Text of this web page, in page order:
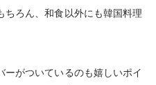
ちろん、和食以外にも韓国料理
ーがついているのも嬉しいポイ